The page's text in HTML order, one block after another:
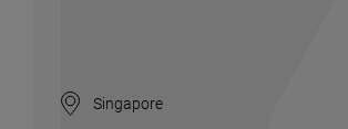
Singapore